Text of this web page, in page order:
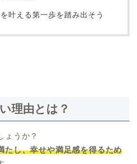
叶える第一歩を踏み出そう
理由とは？
ょうか？
たし、幸せや満足感を得るため